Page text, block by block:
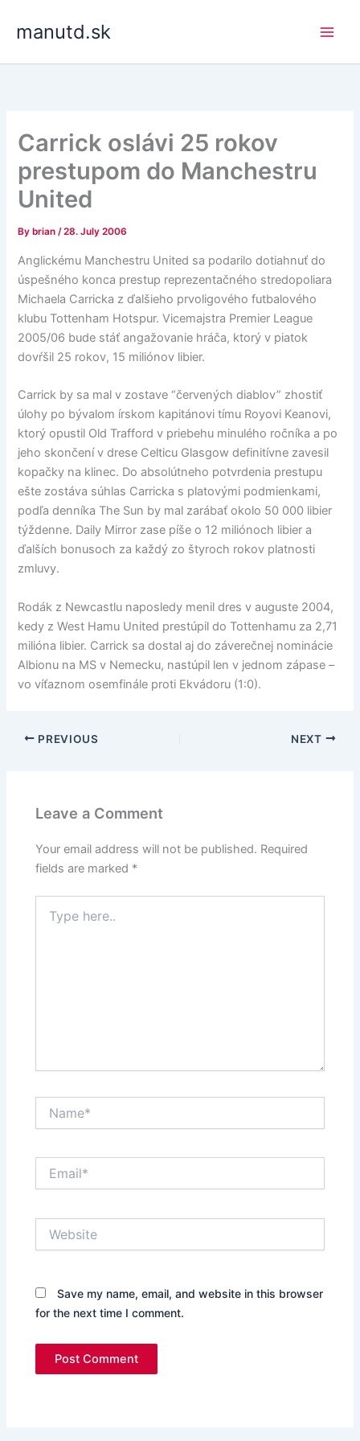
manutd.sk
Carrick oslávi 25 rokov
prestupom do Manchestru
United
By brian/28. July 2006
Anglickému Manchestru United sa podarilo dotiahnuť do
úspešného konca prestup reprezentačného stredopoliara
Michaela Carricka z ďalšieho prvoligového futbalového
klubu Tottenham Hotspur. Vicemajstra Premier League
2005/06 bude stáť angažovanie hráča, ktorý v piatok
dovŕšil 25 rokov, 15 miliónov libier.
Carrick by sa mal v zostave “červených diablov” zhostiť
úlohy po bývalom írskom kapitánovi tímu Royovi Keanovi,
ktorý opustil Old Trafford v priebehu minulého ročníka a po
jeho skončení v drese Celticu Glasgow definitívne zavesil
kopačky na klinec. Do absolútneho potvrdenia prestupu
ešte zostáva súhlas Carricka s platovými podmienkami,
podľa denníka The Sun by mal zarábať okolo 50 000 libier
týždenne. Daily Mirror zase píše o 12 miliónoch libier a
ďalších bonusoch za každý zo štyroch rokov platnosti
zmluvy.
Rodák z Newcastlu naposledy menil dres v auguste 2004,
kedy z West Hamu United prestúpil do Tottenhamu za 2,71
milióna libier. Carrick sa dostal aj do záverečnej nominácie
Albionu na MS v Nemecku, nastúpil len v jednom zápase –
vo víťaznom osemfinále proti Ekvádoru (1:0).
PREVIOUS NEXT
Leave a Comment
Your email address will not be published. Required
fields are marked *
here..
Save my name, email, and website in this browser
for the next time I comment.